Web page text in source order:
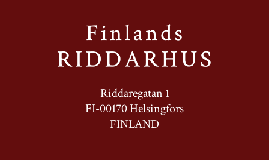
Riddaregatan 1
FI-00170 Helsingfors
FINLAND